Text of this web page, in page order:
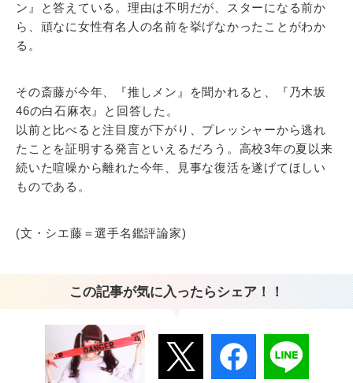
ン』と答えている。理由は不明だが、スターになる前か
ら、頑なに女性有名人の名前を挙げなかったことがわか
る。
その斎藤が今年、『推しメン』を聞かれると、『乃木坂
46の白石麻衣』と回答した。
以前と比べると注目度が下がり、プレッシャーから逃れ
たことを証明する発言といえるだろう。高校3年の夏以来
続いた喧噪から離れた今年、見事な復活を遂げてほしい
ものである。
(文・シエ藤＝選手名鑑評論家)
この記事が気に入ったらシェア！！